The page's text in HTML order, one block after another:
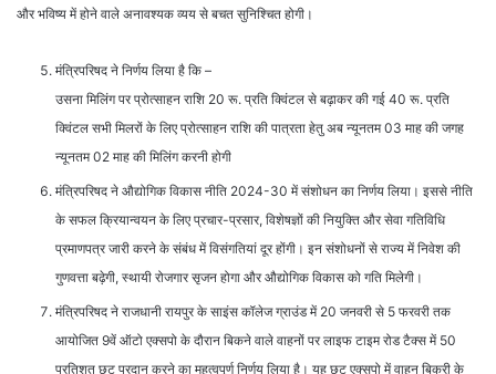
और भविष्य में होने वाले अनावश्यक व्यय से बचत सुनिश्चित होगी।
मंत्रिपरिषद ने निर्णय लिया है कि –
उसना मिलिंग पर प्रोत्साहन राशि 20 रू. प्रति क्विंटल से बढ़ाकर की गई 40 रू. प्रति
क्विंटल सभी मिलरों के लिए प्रोत्साहन राशि की पात्रता हेतु अब न्यूनतम 03 माह की जगह
न्यूनतम 02 माह की मिलिंग करनी होगी
मंत्रिपरिषद ने औद्योगिक विकास नीति 2024-30 में संशोधन का निर्णय लिया। इससे नीति
के सफल क्रियान्वयन के लिए प्रचार-प्रसार, विशेषज्ञों की नियुक्ति और सेवा गतिविधि
प्रमाणपत्र जारी करने के संबंध में विसंगतियां दूर होंगी। इन संशोधनों से राज्य में निवेश की
गुणवत्ता बढ़ेगी, स्थायी रोजगार सृजन होगा और औद्योगिक विकास को गति मिलेगी।
मंत्रिपरिषद ने राजधानी रायपुर के साइंस कॉलेज ग्राउंड में 20 जनवरी से 5 फरवरी तक
आयोजित 9वें ऑटो एक्सपो के दौरान बिकने वाले वाहनों पर लाइफ टाइम रोड टैक्स में 50
प्रतिशत छूट प्रदान करने का महत्वपूर्ण निर्णय लिया है। यह छूट एक्सपो में वाहन बिक्री के